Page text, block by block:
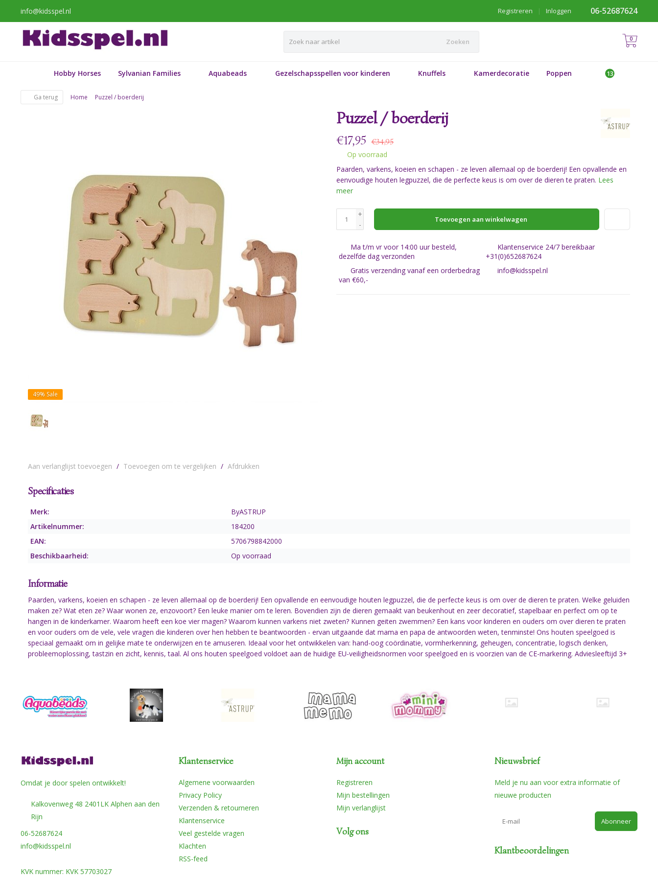
info@kidsspel.nl 06-52687624
Inloggen
|
Registreren
Zoeken 0
Hobby Horses Sylvanian Families Aquabeads Gezelschapsspellen voor kinderen Knuffels Kamerdecoratie Poppen
Ga terug Home Puzzel / boerderij
49% Sale
Aan verlanglijst toevoegen / Toevoegen om te vergelijken / Afdrukken
Puzzel / boerderij
€17,95 €34,95
Op voorraad
Paarden, varkens, koeien en schapen - ze leven allemaal op de boerderij! Een opvallende en
eenvoudige houten legpuzzel, die de perfecte keus is om over de dieren te praten. Lees
meer
+
-
Toevoegen aan winkelwagen
Ma t/m vr voor 14:00 uur besteld,
dezelfde dag verzonden
Klantenservice 24/7 bereikbaar
+31(0)652687624
Gratis verzending vanaf een orderbedrag
van €60,-
info@kidsspel.nl
Specificaties
Merk:
ByASTRUP
Artikelnummer:
184200
EAN:
5706798842000
Beschikbaarheid:
Op voorraad
Informatie
Paarden, varkens, koeien en schapen - ze leven allemaal op de boerderij! Een opvallende en eenvoudige houten legpuzzel, die de perfecte keus is om over de dieren te praten. Welke geluiden
maken ze? Wat eten ze? Waar wonen ze, enzovoort? Een leuke manier om te leren. Bovendien zijn de dieren gemaakt van beukenhout en zeer decoratief, stapelbaar en perfect om op te
hangen in de kinderkamer. Waarom heeft een koe vier magen? Waarom kunnen varkens niet zweten? Kunnen geiten zwemmen? Een kans voor kinderen en ouders om over dieren te praten
en voor ouders om de vele, vele vragen die kinderen over hen hebben te beantwoorden - ervan uitgaande dat mama en papa de antwoorden weten, tenminste! Ons houten speelgoed is
speciaal gemaakt om in gelijke mate te onderwijzen en te amuseren. Ideaal voor het ontwikkelen van: hand-oog coördinatie, vormherkenning, geheugen, concentratie, logisch denken,
probleemoplossing, tastzin en zicht, kennis, taal. Al ons houten speelgoed voldoet aan de huidige EU-veiligheidsnormen voor speelgoed en is voorzien van de CE-markering. Adviesleeftijd 3+
Omdat je door spelen ontwikkelt!
Kalkovenweg 48 2401LK Alphen aan den
Rijn
06-52687624
info@kidsspel.nl
KVK nummer: KVK 57703027
Klantenservice
Algemene voorwaarden
Privacy Policy
Verzenden & retourneren
Klantenservice
Veel gestelde vragen
Klachten
RSS-feed
Mijn account
Registreren
Mijn bestellingen
Mijn verlanglijst
Volg ons
Nieuwsbrief
Meld je nu aan voor extra informatie of
nieuwe producten
Abonneer
Klantbeoordelingen